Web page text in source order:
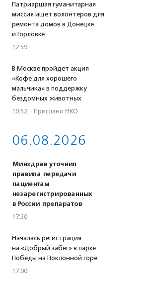
Патриаршая гуманитарная
миссия ищет волонтеров для
ремонта домов в Донецке
и Горловке
12:59
В Москве пройдет акция
«Кофе для хорошего
мальчика» в поддержку
бездомных животных
10:52 · Прислано НКО
06.08.2026
Минздрав уточнил
правила передачи
пациентам
незарегистрированных
в России препаратов
17:30
Началась регистрация
на «Добрый забег» в парке
Победы на Поклонной горе
17:00